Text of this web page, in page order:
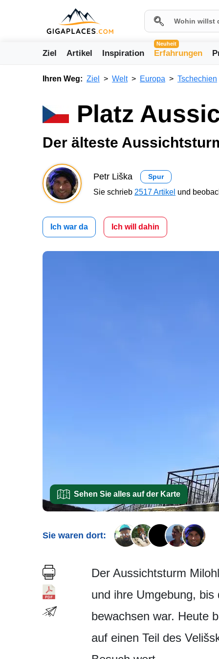
Ziel Artikel Inspiration
Neuheit
Erfahrungen
Ihren Weg: Ziel Welt Europa Tschechien
Platz
Der älteste
Petr Liška Spur
Sie schrieb 2517 Artikel und
Ich war da Ich will dahin
Sehen Sie alles auf der Karte
Sie waren dort:
Der Aussichtsturm
und ihre Umgebung,
bewachsen war. Heute
auf einen Teil des